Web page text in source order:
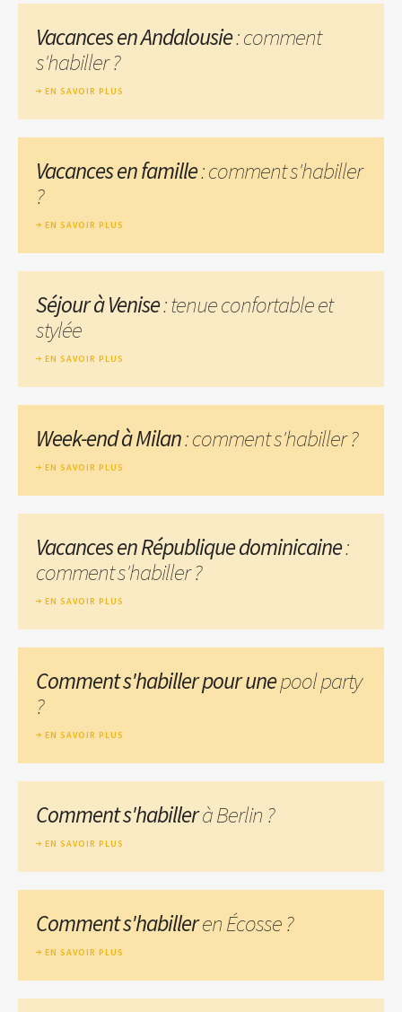
Vacances en Andalousie: comment
s'habiller ?
EN SAVOIR PLUS
Vacances en famille: comment s'habiller
?
EN SAVOIR PLUS
Séjour à Venise: tenue confortable et
stylée
EN SAVOIR PLUS
Week-end à Milan: comment s'habiller ?
EN SAVOIR PLUS
Vacances en République dominicaine:
comment s'habiller ?
EN SAVOIR PLUS
Comment s'habiller pour unepool party
?
EN SAVOIR PLUS
Comment s'habillerà Berlin ?
EN SAVOIR PLUS
Comment s'habilleren Écosse ?
EN SAVOIR PLUS